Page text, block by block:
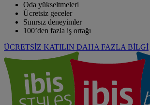
Oda yükseltmeleri
Ücretsiz geceler
Sınırsız deneyimler
100’den fazla iş ortağı
ÜCRETSİZ KATILIN DAHA FAZLA BİLGİ